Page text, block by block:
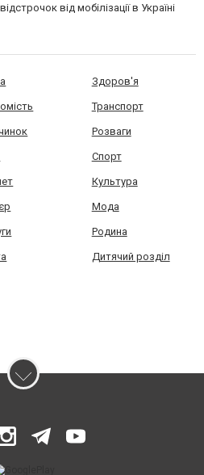
від мобілізації в Україні
Здоров'я
Транспорт
Розваги
Спорт
Культура
Мода
Родина
Дитячий розділ